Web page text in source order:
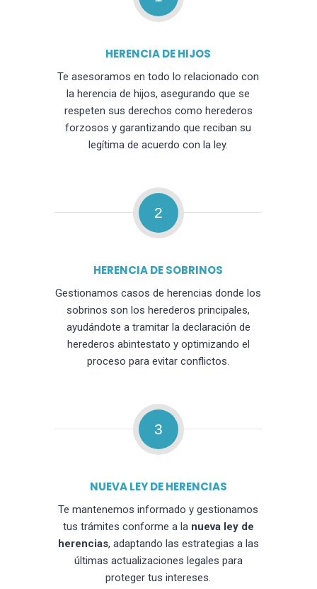
HERENCIA DE HIJOS
Te asesoramos en todo lo relacionado con
la herencia de hijos, asegurando que se
respeten sus derechos como herederos
forzosos y garantizando que reciban su
legítima de acuerdo con la ley.
2
HERENCIA DE SOBRINOS
Gestionamos casos de herencias donde los
sobrinos son los herederos principales,
ayudándote a tramitar la declaración de
herederos abintestato y optimizando el
proceso para evitar conflictos.
3
NUEVA LEY DE HERENCIAS
Te mantenemos informado y gestionamos
tus trámites conforme a la nueva ley de
herencias, adaptando las estrategias a las
últimas actualizaciones legales para
proteger tus intereses.